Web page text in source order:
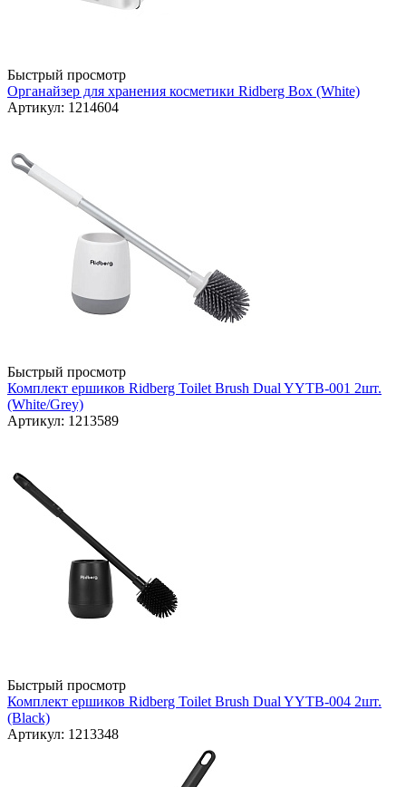
Быстрый просмотр
Органайзер для хранения косметики Ridberg Box (White)
Артикул: 1214604
Быстрый просмотр
Комплект ершиков Ridberg Toilet Brush Dual YYTB-001 2шт.
(White/Grey)
Артикул: 1213589
Быстрый просмотр
Комплект ершиков Ridberg Toilet Brush Dual YYTB-004 2шт.
(Black)
Артикул: 1213348